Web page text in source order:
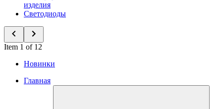
изделия
Светодиоды
Item 1 of 12
Новинки
Главная